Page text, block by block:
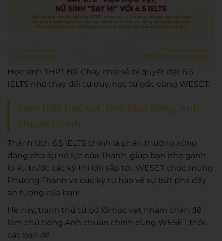
Học sinh THPT Bãi Cháy chia sẻ bí quyết đạt 6.5
IELTS nhờ thay đổi tư duy, học từ gốc cùng WESET.
Tạm biệt học vẹt, làm chủ tiếng Anh
chuẩn chỉnh
Thành tích 6.5 IELTS chính là phần thưởng xứng
đáng cho sự nỗ lực của Thanh, giúp bạn nhẹ gánh
lo âu trước các kỳ thi lớn sắp tới. WESET chúc mừng
Phương Thanh và cực kỳ tự hào về sự bứt phá đầy
ấn tượng của bạn!
Hè này, tranh thủ từ bỏ lối học vẹt nhàm chán để
làm chủ tiếng Anh chuẩn chỉnh cùng WESET thôi
các bạn ơi!